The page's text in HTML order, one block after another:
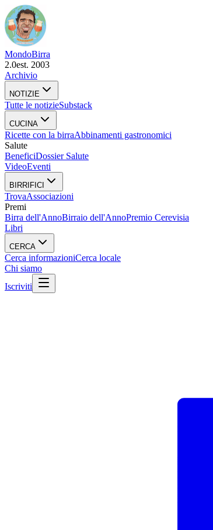
MondoBirra
2.0est. 2003
Archivio
NOTIZIE
Tutte le notizieSubstack
CUCINA
Ricette con la birraAbbinamenti gastronomici
Salute
BeneficiDossier Salute
VideoEventi
BIRRIFICI
TrovaAssociazioni
Premi
Birra dell'AnnoBirraio dell'AnnoPremio Cerevisia
Libri
CERCA
Cerca informazioniCerca locale
Chi siamo
Iscriviti